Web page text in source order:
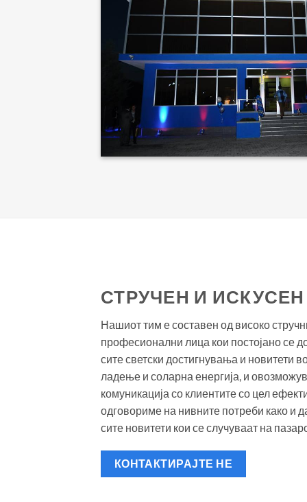
СТРУЧЕН И
Нашиот тим е составен од високо
професионални лица кои постојано се
сите светски достигнувања и новитети
ладење и соларна енергија, и
комуникација со клиентите со цел
одговориме на нивните потреби како и
сите новитети кои се случуваат на
КОНТАКТИРАЈТЕ НЕ